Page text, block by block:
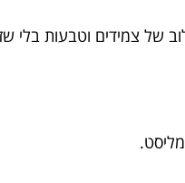
של צמידים וטבעות בלי